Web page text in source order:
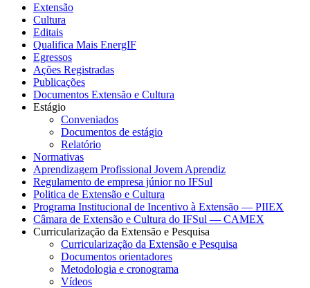
Extensão
Cultura
Editais
Qualifica Mais EnergIF
Egressos
Ações Registradas
Publicações
Documentos Extensão e Cultura
Estágio
Conveniados
Documentos de estágio
Relatório
Normativas
Aprendizagem Profissional Jovem Aprendiz
Regulamento de empresa júnior no IFSul
Politica de Extensão e Cultura
Programa Institucional de Incentivo à Extensão — PIIEX
Câmara de Extensão e Cultura do IFSul — CAMEX
Curricularização da Extensão e Pesquisa
Curricularização da Extensão e Pesquisa
Documentos orientadores
Metodologia e cronograma
Vídeos